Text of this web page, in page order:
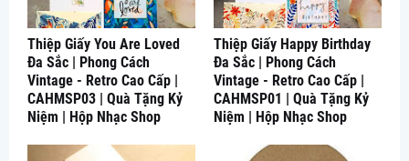
Thiệp Giấy You Are Loved
Đa Sắc | Phong Cách
Vintage - Retro Cao Cấp |
CAHMSP03 | Quà Tặng Kỷ
Niệm | Hộp Nhạc Shop
Thiệp Giấy Happy Birthday
Đa Sắc | Phong Cách
Vintage - Retro Cao Cấp |
CAHMSP01 | Quà Tặng Kỷ
Niệm | Hộp Nhạc Shop